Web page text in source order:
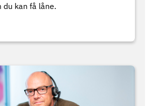
du kan få låne.